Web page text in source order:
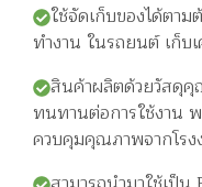
ใช้จัดเก็บของได้ตาม
ทำงาน ในรถยนต์ เก็บ
สินค้าผลิตด้วยวัสดุคุ
ทนทานต่อการใช้งาน
ควบคุมคุณภาพจากโรง